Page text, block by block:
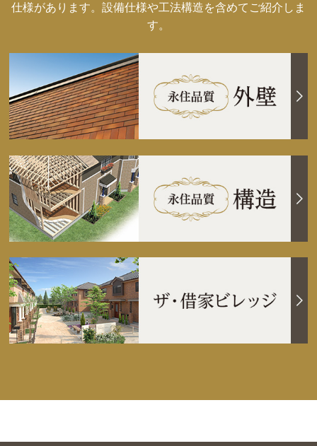
仕様があります。 設備仕様や工法構造を含めてご紹介しま
す。